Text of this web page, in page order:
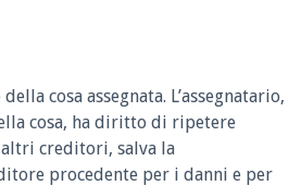
cosa assegnata. L’assegnatario,
cosa, ha diritto di ripetere
creditori, salva la
procedente per i danni e per